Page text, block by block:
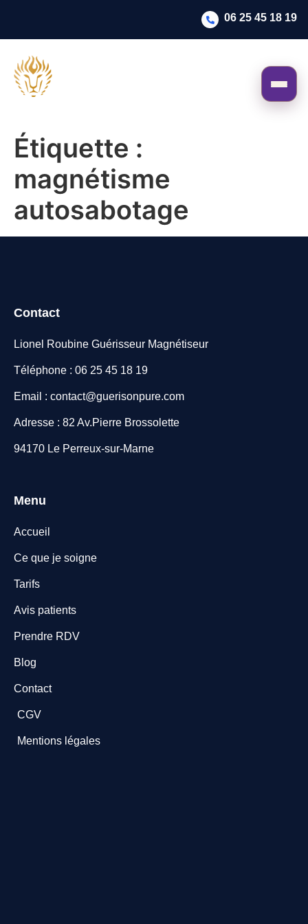
06 25 45 18 19
Étiquette :
magnétisme
autosabotage
Contact
Lionel Roubine Guérisseur Magnétiseur
Téléphone : 06 25 45 18 19
Email : contact@guerisonpure.com
Adresse : 82 Av.Pierre Brossolette
94170 Le Perreux-sur-Marne
Menu
Accueil
Ce que je soigne
Tarifs
Avis patients
Prendre RDV
Blog
Contact
CGV
Mentions légales